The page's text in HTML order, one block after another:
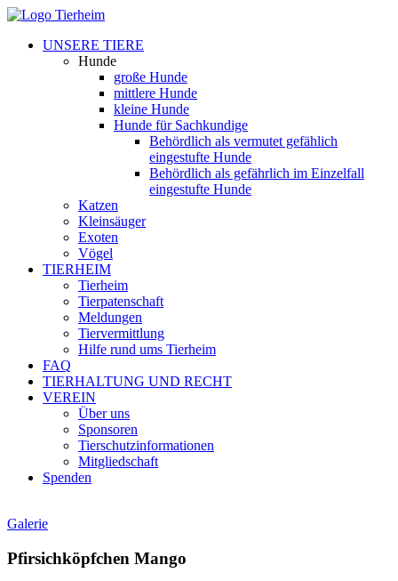
UNSERE TIERE
Hunde
große Hunde
mittlere Hunde
kleine Hunde
Hunde für Sachkundige
Behördlich als vermutet gefählich
eingestufte Hunde
Behördlich als gefährlich im Einzelfall
eingestufte Hunde
Katzen
Kleinsäuger
Exoten
Vögel
TIERHEIM
Tierheim
Tierpatenschaft
Meldungen
Tiervermittlung
Hilfe rund ums Tierheim
FAQ
TIERHALTUNG UND RECHT
VEREIN
Über uns
Sponsoren
Tierschutzinformationen
Mitgliedschaft
Spenden
Galerie
Pfirsichköpfchen Mango